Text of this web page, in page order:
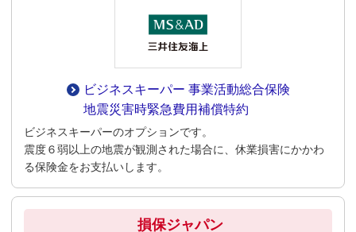
ビジネスキーパー 事業活動総合保険
地震災害時緊急費用補償特約
ビジネスキーパーのオプションです。
震度６弱以上の地震が観測された場合に、休業損害にかかわ
る保険金をお支払いします。
損保ジャパン